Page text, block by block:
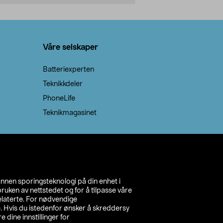
sporingsteknologi på din enhet i
av nettstedet og for å tilpasse våre
For nødvendige
Hvis du istedenfor ønsker å skreddersy
dine innstillinger for
Våre selskaper
Batteriexperten
Teknikkdeler
PhoneLife
Teknikmagasinet